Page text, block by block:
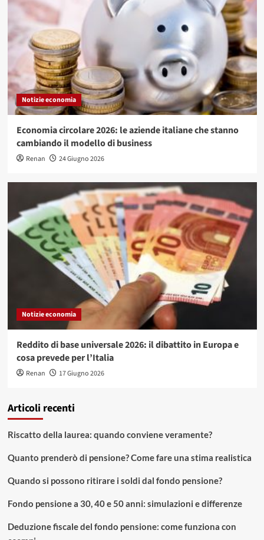
Notizie economia
Economia circolare 2026: le aziende italiane che stanno
cambiando il modello di business
Renan 24 Giugno 2026
Notizie economia
Reddito di base universale 2026: il dibattito in Europa e
cosa prevede per l’Italia
Renan 17 Giugno 2026
Articoli recenti
Riscatto della laurea: quando conviene veramente?
Quanto prenderò di pensione? Come fare una stima realistica
Quando si possono ritirare i soldi dal fondo pensione?
Fondo pensione a 30, 40 e 50 anni: simulazioni e differenze
Deduzione fiscale del fondo pensione: come funziona con